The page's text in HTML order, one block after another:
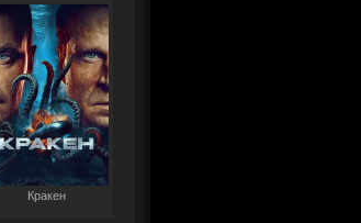
Кракен